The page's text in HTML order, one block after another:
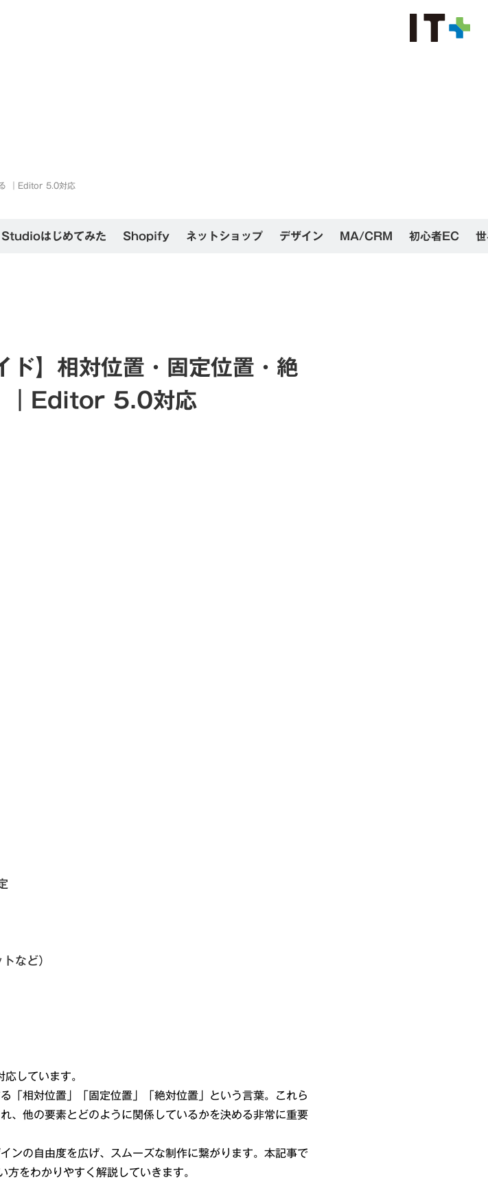
｜Editor 5.0対応
Studioはじめてみた Shopify ネットショップ デザイン MA/CRM 初心者EC
】相対位置・固定位置・絶
｜Editor 5.0対応
など）
しています。
「相対位置」「固定位置」「絶対位置」という言葉。これら
、他の要素とどのように関係しているかを決める非常に重要
ンの自由度を広げ、スムーズな制作に繋がります。本記事で
をわかりやすく解説していきます。